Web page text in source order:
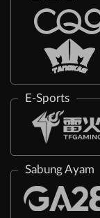
E-Sports
Sabung Ayam